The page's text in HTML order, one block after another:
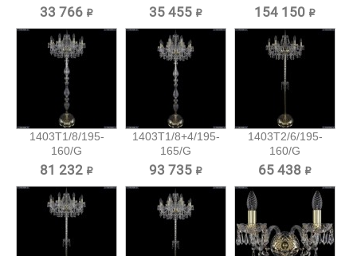
33 766 ₽ 35 455 ₽
Хрустальный...
154 150 ₽
1403T1/8/195-
160/G
Хрустальный
81 232 ₽
1403T1/8+4/195-
165/G
Хрустальный...
93 735 ₽
1403T2/6/195-
160/G
Хрустальный
65 438 ₽